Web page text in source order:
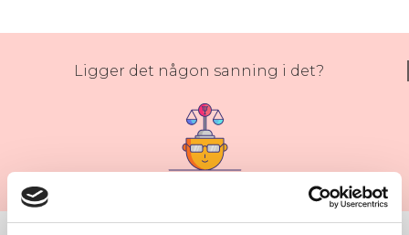
Ligger det någon sanning i det?
Det är normalt att ha frågor och tvivel om medicinska behandlingar och